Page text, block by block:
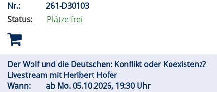
Nr.:
261-D30103
Status:
Plätze frei
Der Wolf und die Deutschen: Konflikt oder Koexistenz?
Livestream mit Heribert Hofer
Wann:
ab Mo.05.10.2026, 19:30 Uhr